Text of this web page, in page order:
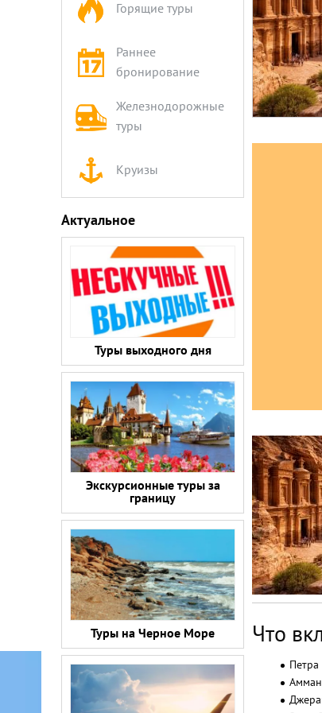
Горящие туры
Раннее
бронирование
Железнодорожные
туры
Круизы
Актуальное
Туры выходного дня
Экскурсионные туры за
границу
Туры на Черное Море Что
Амман